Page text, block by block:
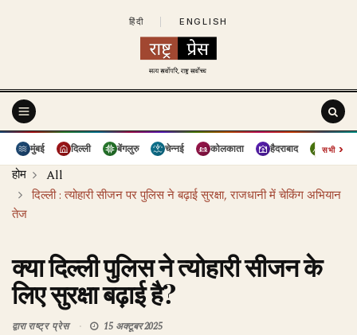
हिंदी ENGLISH
मुंबई दिल्ली बेंगलुरु चेन्नई कोलकाता हैदराबाद पुणे
सभी›
होम
All
दिल्ली : त्योहारी सीजन पर पुलिस ने बढ़ाई सुरक्षा, राजधानी में चेकिंग अभियान
तेज
क्या दिल्ली पुलिस ने त्योहारी सीजन के
लिए सुरक्षा बढ़ाई है?
द्वाराराष्ट्र प्रेस 15 अक्टूबर 2025